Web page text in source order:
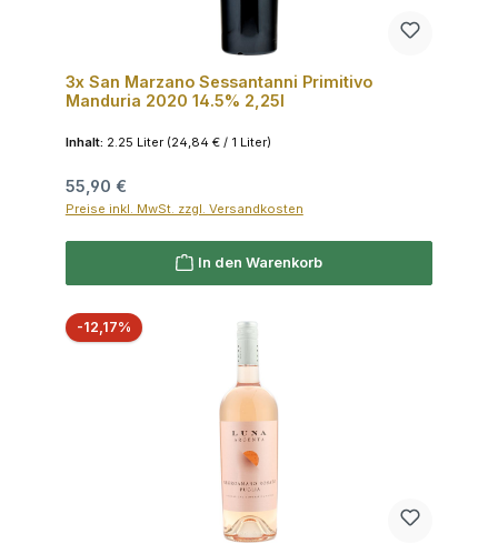
3x San Marzano Sessantanni Primitivo
Manduria 2020 14.5% 2,25l
Inhalt: 2.25 Liter (24,84 € / 1 Liter)
Regulärer Preis:
55,90 €
Preise inkl. MwSt. zzgl. Versandkosten
In den Warenkorb
-12,17%Rabatt